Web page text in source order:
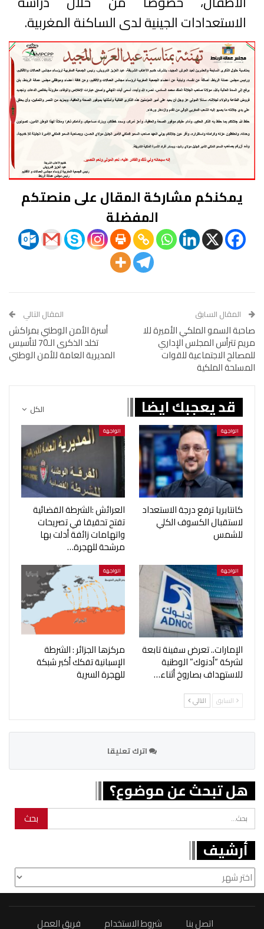
الاستعدادات الجينية لدى الساكنة المغربية.
يمكنكم مشاركة المقال على منصتكم
المفضلة
المقال السابق
صاحبة السمو الملكي الأميرة للا
مريم تترأس المجلس الإداري
للمصالح الاجتماعية للقوات
المسلحة الملكية
المقال التالي
أسرة الأمن الوطني بمراكش
تخلد الذكرى الـ70 لتأسيس
المديرية العامة للأمن الوطني
الكل قد يعجبك ايضا
الواجهة
كانتابريا ترفع درجة الاستعداد
لاستقبال الكسوف الكلي
للشمس
الواجهة
العرائش :الشرطة القضائية
تفتح تحقيقا في تصريحات
واتهامات زائفة أدلت بها
مرشحة للهجرة…
الواجهة
الإمارات.. تعرض سفينة تابعة
لشركة “أدنوك” الوطنية
للاستهداف بصاروخ أثناء…
الواجهة
مركزها الجزائر : الشرطة
الإسبانية تفكك أكبر شبكة
للهجرة السرية
السابق التالي
اترك تعليقا
هل تبحث عن موضوع؟
أرشيف
أرشيف
اتصل بنا شروط الاستخدام فريق العمل